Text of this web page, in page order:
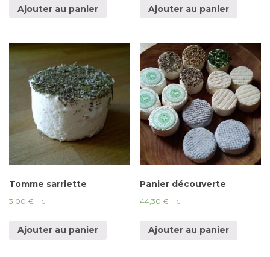
Ajouter au panier Ajouter au panier
Tomme sarriette
3,00 € TTC
Ajouter au panier
Panier découverte
44,30 € TTC
Ajouter au panier